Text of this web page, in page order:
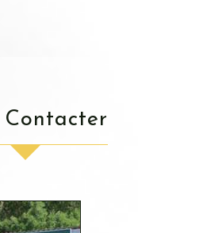
Contacter